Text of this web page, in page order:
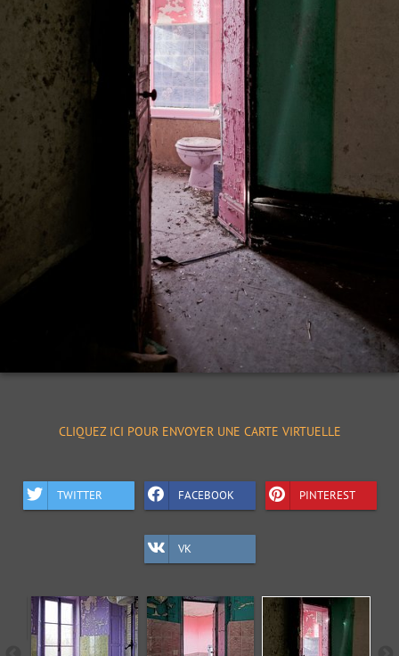
CLIQUEZ ICI POUR ENVOYER UNE CARTE VIRTUELLE
TWITTER FACEBOOK PINTEREST
VK